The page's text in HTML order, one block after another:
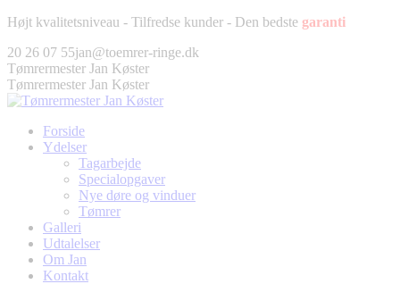
Fortsæt
indhold
Højt kvalitetsniveau - Tilfredse kunder - Den bedste garanti
Facebook
page
opens
in
window
Twitter
page
opens
in
window
Pinterest
page
opens
in
window
Instagram
page
opens
in
window
20 26 07 55jan@toemrer-ringe.dk
Tømrermester Jan Køster
Tømrermester Jan Køster
Forside
Ydelser
Tagarbejde
Specialopgaver
Nye døre og vinduer
Tømrer
Galleri
Udtalelser
Om Jan
Kontakt